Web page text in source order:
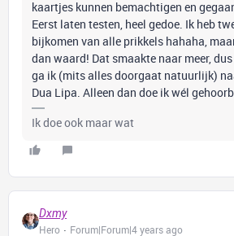
kaartjes kunnen bemachtigen en
Eerst laten testen, heel gedoe. Ik heb
bijkomen van alle prikkels hahaha,
dan waard! Dat smaakte naar meer,
ga ik (mits alles doorgaat natuurlijk)
Dua Lipa. Alleen dan doe ik wél
Ik doe ook maar wat
Dxmy
Hero
Forum|Forum|4 years ago